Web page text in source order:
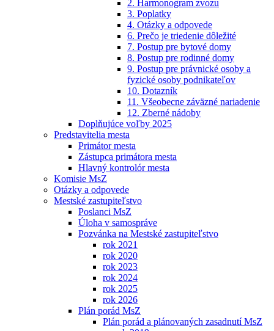
2. Harmonogram zvozu
3. Poplatky
4. Otázky a odpovede
6. Prečo je triedenie dôležité
7. Postup pre bytové domy
8. Postup pre rodinné domy
9. Postup pre právnické osoby a
fyzické osoby podnikateľov
10. Dotazník
11. Všeobecne záväzné nariadenie
12. Zberné nádoby
Doplňujúce voľby 2025
Predstavitelia mesta
Primátor mesta
Zástupca primátora mesta
Hlavný kontrolór mesta
Komisie MsZ
Otázky a odpovede
Mestské zastupiteľstvo
Poslanci MsZ
Úloha v samospráve
Pozvánka na Mestské zastupiteľstvo
rok 2021
rok 2020
rok 2023
rok 2024
rok 2025
rok 2026
Plán porád MsZ
Plán porád a plánovaných zasadnutí MsZ